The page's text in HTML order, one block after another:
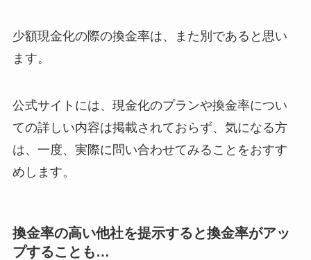
少額現金化の際の換金率は、また別であると思い
ます。
公式サイトには、現金化のプランや換金率につい
ての詳しい内容は掲載されておらず、気になる方
は、一度、実際に問い合わせてみることをおすす
めします。
換金率の高い他社を提示すると換金率がアッ
プすることも…